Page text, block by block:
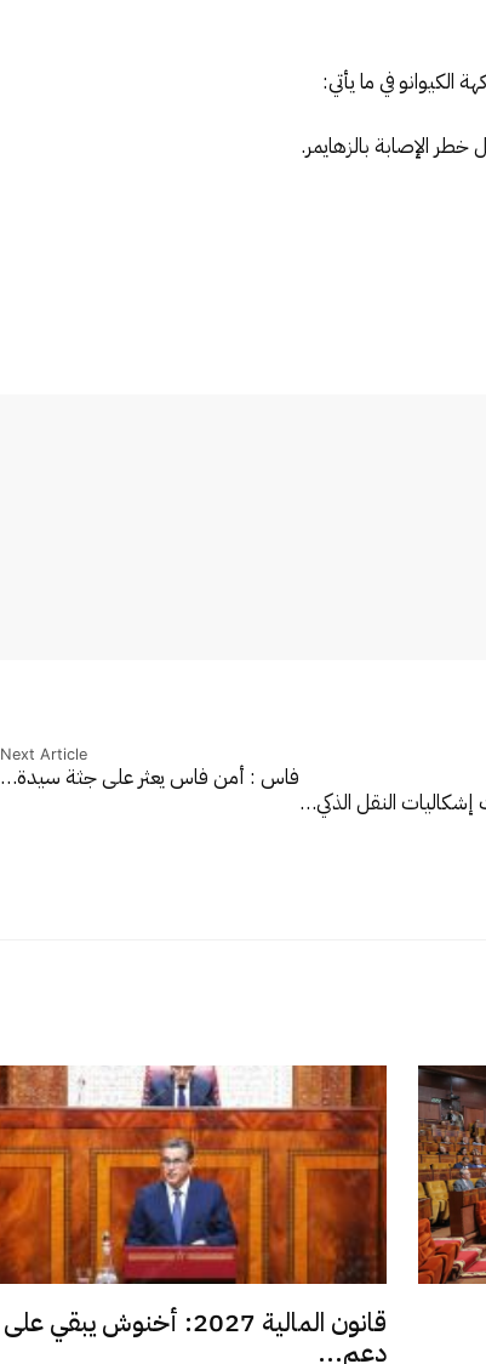
الكيوانو في ما يأتي:
خطر الإصابة بالزهايمر.
إشكاليات النقل الذكي…
Next Article
فاس : أمن فاس يعثر على جثة سيدة…
قانون المالية 2027: أخنوش يبقي على
دعم...